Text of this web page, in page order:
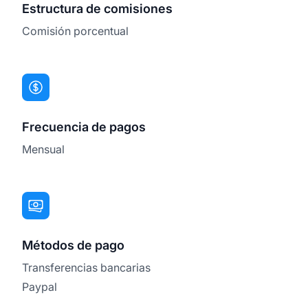
Estructura de comisiones
Comisión porcentual
Frecuencia de pagos
Mensual
Métodos de pago
Transferencias bancarias
Paypal